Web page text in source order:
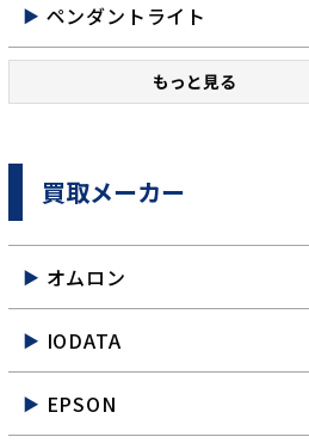
ペンダントライト
もっと見る
買取メーカー
オムロン
IODATA
EPSON